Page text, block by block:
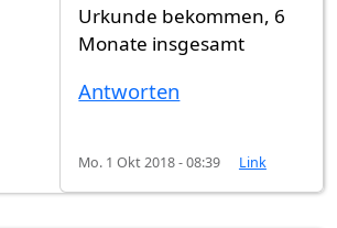
Urkunde bekommen, 6
Monate insgesamt
Antworten
Mo. 1 Okt 2018 - 08:39 Link